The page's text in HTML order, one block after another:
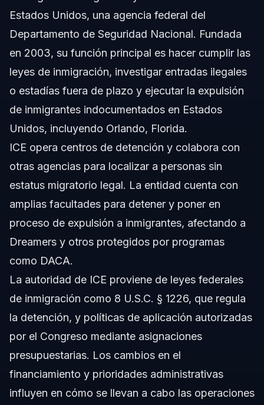
Estados Unidos, una agencia federal del
Departamento de Seguridad Nacional. Fundada
en 2003, su función principal es hacer cumplir las
leyes de inmigración, investigar entradas ilegales
o estadías fuera de plazo y ejecutar la expulsión
de inmigrantes indocumentados en Estados
Unidos, incluyendo Orlando, Florida.
ICE opera centros de detención y colabora con
otras agencias para localizar a personas sin
estatus migratorio legal. La entidad cuenta con
amplias facultades para detener y poner en
proceso de expulsión a inmigrantes, afectando a
Dreamers y otros protegidos por programas
como DACA.
La autoridad de ICE proviene de leyes federales
de inmigración como 8 U.S.C. § 1226, que regula
la detención, y políticas de aplicación autorizadas
por el Congreso mediante asignaciones
presupuestarias. Los cambios en el
financiamiento y prioridades administrativas
influyen en cómo se llevan a cabo las operaciones